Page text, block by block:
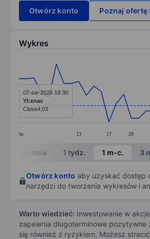
Otwórz konto
Poznaj ofertę
Wykres
Line chart with 25 data points.
The chart has 1 X axis displaying
The chart has 1 Y axis
lip 13 17 28
07-sie-2026 19:30
YI:xnas
Close4,03
End of interactive chart.
W ciągu dnia 1 tydz. 1 m-c. 3
Otwórz konto aby uzyskać dostęp
narzędzi do tworzenia wykresów i
Warto wiedzieć: Inwestowanie w
zapewnia długoterminowe pozytywne
się również z ryzykiem. Możesz